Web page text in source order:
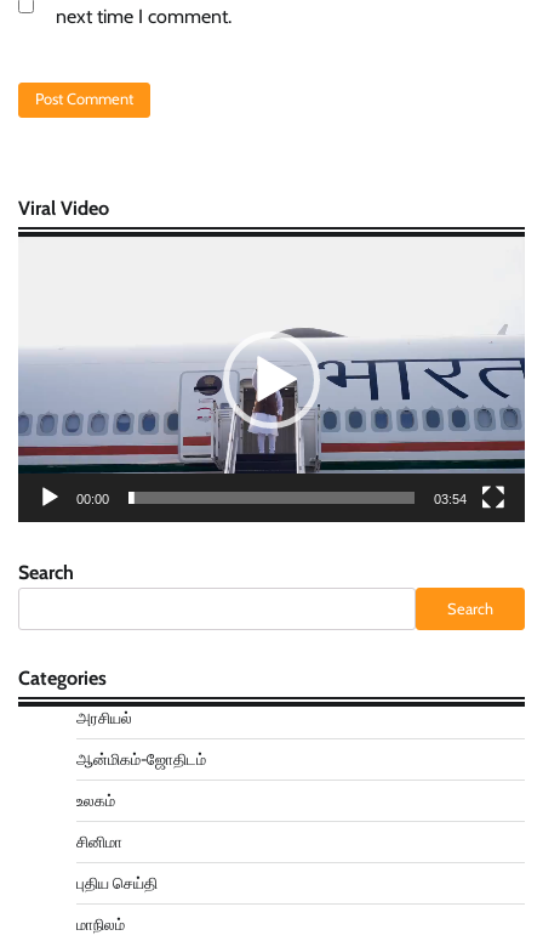
next time I comment.
Viral Video
00:00 03:54
Search
Search
Categories
அரசியல்
ஆன்மிகம்-ஜோதிடம்
உலகம்
சினிமா
புதிய செய்தி
மாநிலம்